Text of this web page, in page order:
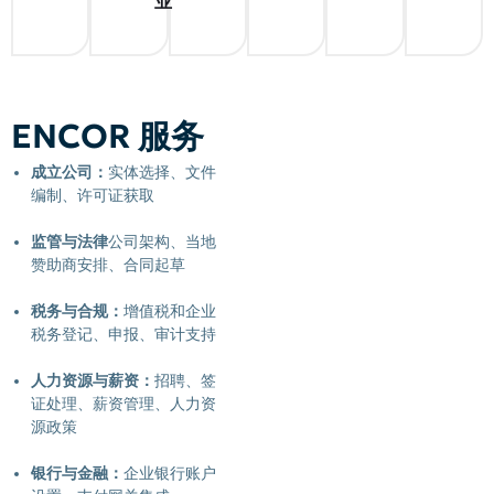
ENCOR 服务
成立公司： 实体选择、文件
编制、许可证获取
监管与法律公司架构、当地
赞助商安排、合同起草
税务与合规： 增值税和企业
税务登记、申报、审计支持
人力资源与薪资： 招聘、签
证处理、薪资管理、人力资
源政策
银行与金融： 企业银行账户